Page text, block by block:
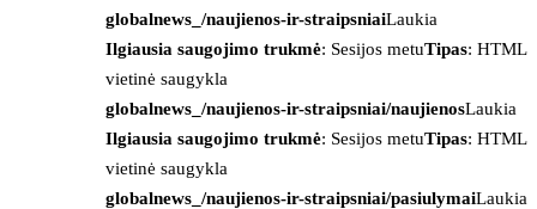
globalnews_/naujienos-ir-straipsniaiLaukia
Ilgiausia saugojimo trukmė: Sesijos metuTipas: HTML
vietinė saugykla
globalnews_/naujienos-ir-straipsniai/naujienosLaukia
Ilgiausia saugojimo trukmė: Sesijos metuTipas: HTML
vietinė saugykla
globalnews_/naujienos-ir-straipsniai/pasiulymaiLaukia